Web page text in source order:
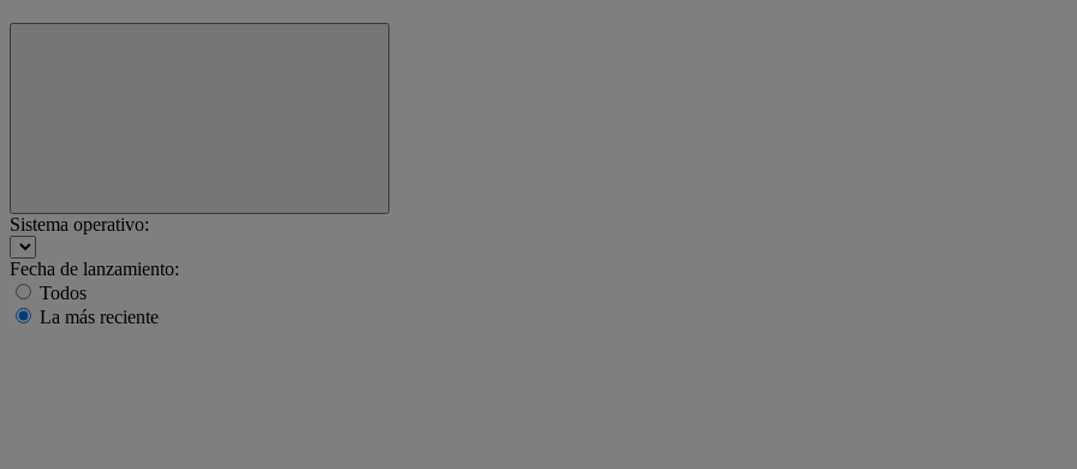
Sistema operativo:
Fecha de lanzamiento:
Todos
La más reciente